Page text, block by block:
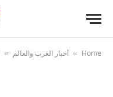
Home
» أخبار العرب والعالم »